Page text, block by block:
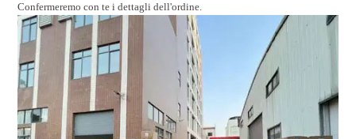
Confermeremo con te i dettagli dell'ordine.